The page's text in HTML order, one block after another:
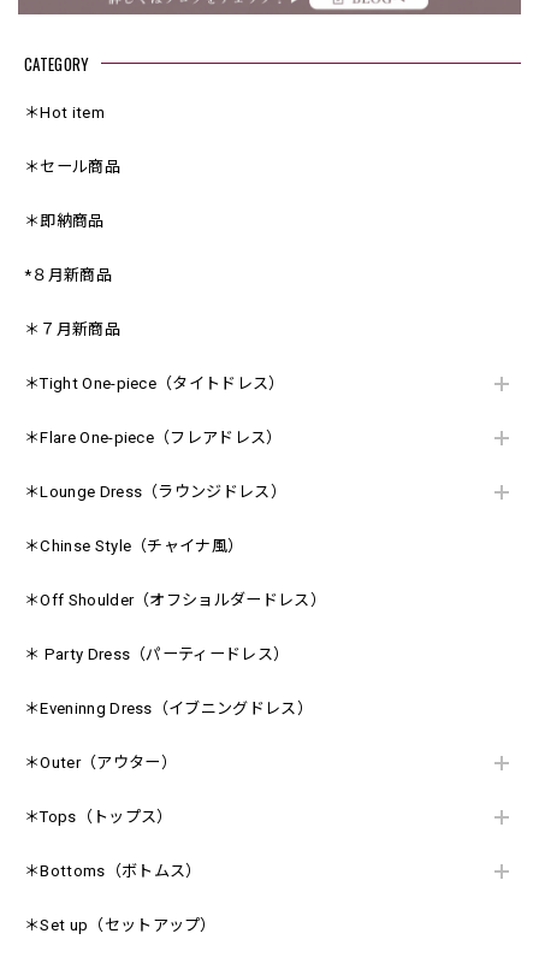
CATEGORY
＊Hot item
＊セール商品
＊即納商品
*８月新商品
＊７月新商品
＊Tight One-piece（タイトドレス）
＊Flare One-piece（フレアドレス）
＊Lounge Dress（ラウンジドレス）
＊Chinse Style（チャイナ風）
＊Off Shoulder（オフショルダードレス）
＊ Party Dress（パーティードレス）
＊Eveninng Dress（イブニングドレス）
＊Outer（アウター）
＊Tops（トップス）
＊Bottoms（ボトムス）
＊Set up（セットアップ）